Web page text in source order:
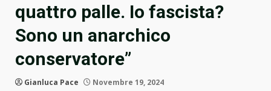
quattro palle. Io fascista?
Sono un anarchico
conservatore”
Gianluca Pace Novembre 19, 2024